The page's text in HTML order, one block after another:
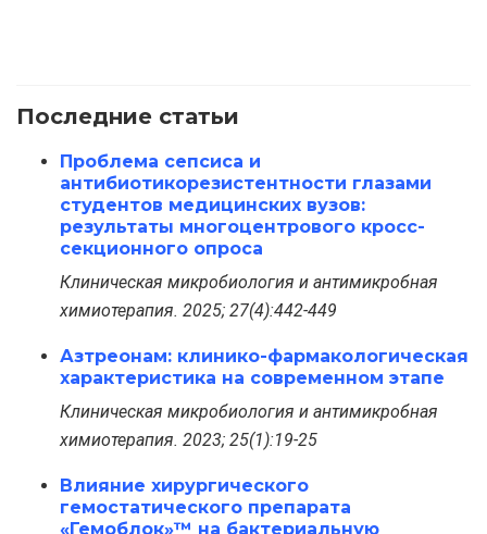
Последние статьи
Проблема сепсиса и
антибиотикорезистентности глазами
студентов медицинских вузов:
результаты многоцентрового кросс-
секционного опроса
Клиническая микробиология и антимикробная
химиотерапия. 2025; 27(4):442-449
Азтреонам: клинико-фармакологическая
характеристика на современном этапе
Клиническая микробиология и антимикробная
химиотерапия. 2023; 25(1):19-25
Влияние хирургического
гемостатического препарата
«Гемоблок»™ на бактериальную